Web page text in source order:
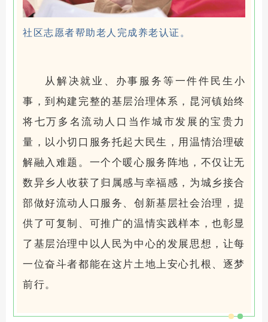
社区志愿者帮助老人完成养老认证。
从解决就业、办事服务等一件件民生小
事，到构建完整的基层治理体系，昆河镇始终
将七万多名流动人口当作城市发展的宝贵力
量，以小切口服务托起大民生，用温情治理破
解融入难题。一个个暖心服务阵地，不仅让无
数异乡人收获了归属感与幸福感，为城乡接合
部做好流动人口服务、创新基层社会治理，提
供了可复制、可推广的温情实践样本，也彰显
了基层治理中以人民为中心的发展思想，让每
一位奋斗者都能在这片土地上安心扎根、逐梦
前行。